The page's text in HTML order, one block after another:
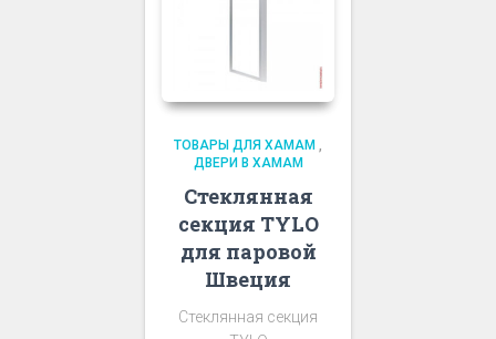
ТОВАРЫ ДЛЯ ХАМАМ
ДВЕРИ В ХАМАМ
Стеклянная
секция TYLO
для паровой
Швеция
Стеклянная секция